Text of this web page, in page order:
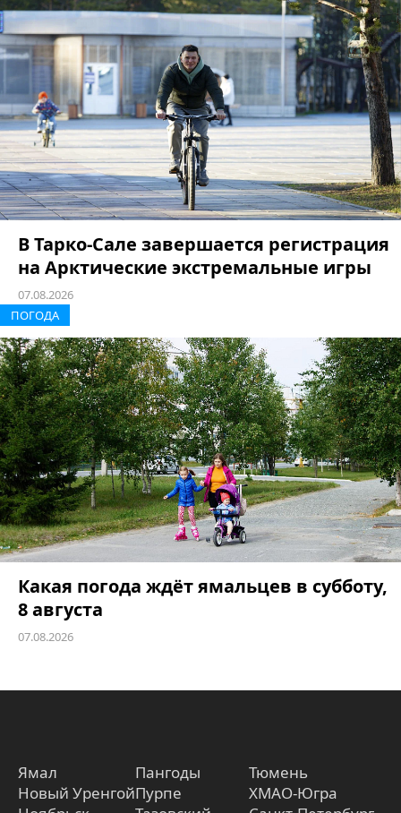
В Тарко-Сале завершается регистрация
на Арктические экстремальные игры
07.08.2026
ПОГОДА
Какая погода ждёт ямальцев в субботу,
8 августа
07.08.2026
Ямал
Новый Уренгой
Пангоды
Пурпе
Тюмень
ХМАО-Югра